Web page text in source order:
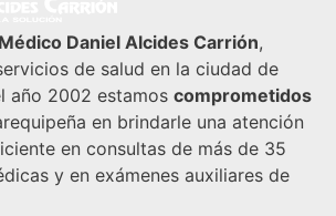
Daniel Alcides Carrión,
de salud en la ciudad de
año 2002 estamos comprometidos
en brindarle una atención
en consultas de más de 35
y en exámenes auxiliares de